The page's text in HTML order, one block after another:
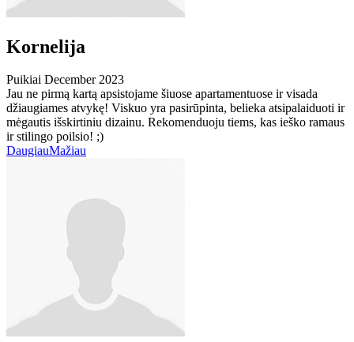
Kornelija
Puikiai December 2023
Jau ne pirmą kartą apsistojame šiuose apartamentuose ir visada
džiaugiames atvykę! Viskuo yra pasirūpinta, belieka atsipalaiduoti ir
mėgautis išskirtiniu dizainu. Rekomenduoju tiems, kas ieško ramaus
ir stilingo poilsio! ;)
DaugiauMažiau